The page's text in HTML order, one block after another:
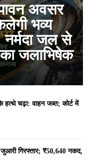
अवसर
भव्य
नर्मदा जल से
जलाभिषेक
हत्थे चढ़ा: वाहन जब्त; कोर्ट में
गिरफ्तार; ₹50,640 नकद,